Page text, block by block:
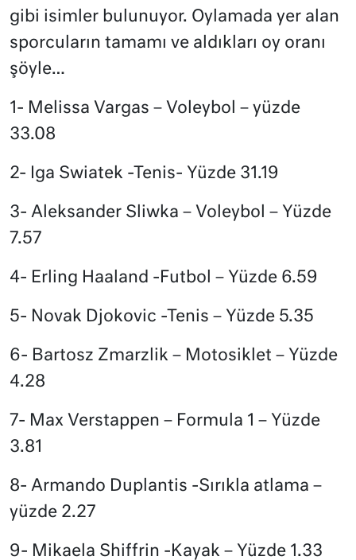
gibi isimler bulunuyor. Oylamada yer alan
sporcuların tamamı ve aldıkları oy oranı
şöyle…
1- Melissa Vargas – Voleybol – yüzde
33.08
2- Iga Swiatek -Tenis- Yüzde 31.19
3- Aleksander Sliwka – Voleybol – Yüzde
7.57
4- Erling Haaland -Futbol – Yüzde 6.59
5- Novak Djokovic -Tenis – Yüzde 5.35
6- Bartosz Zmarzlik – Motosiklet – Yüzde
4.28
7- Max Verstappen – Formula 1 – Yüzde
3.81
8- Armando Duplantis -Sırıkla atlama –
yüzde 2.27
9- Mikaela Shiffrin -Kayak – Yüzde 1.33